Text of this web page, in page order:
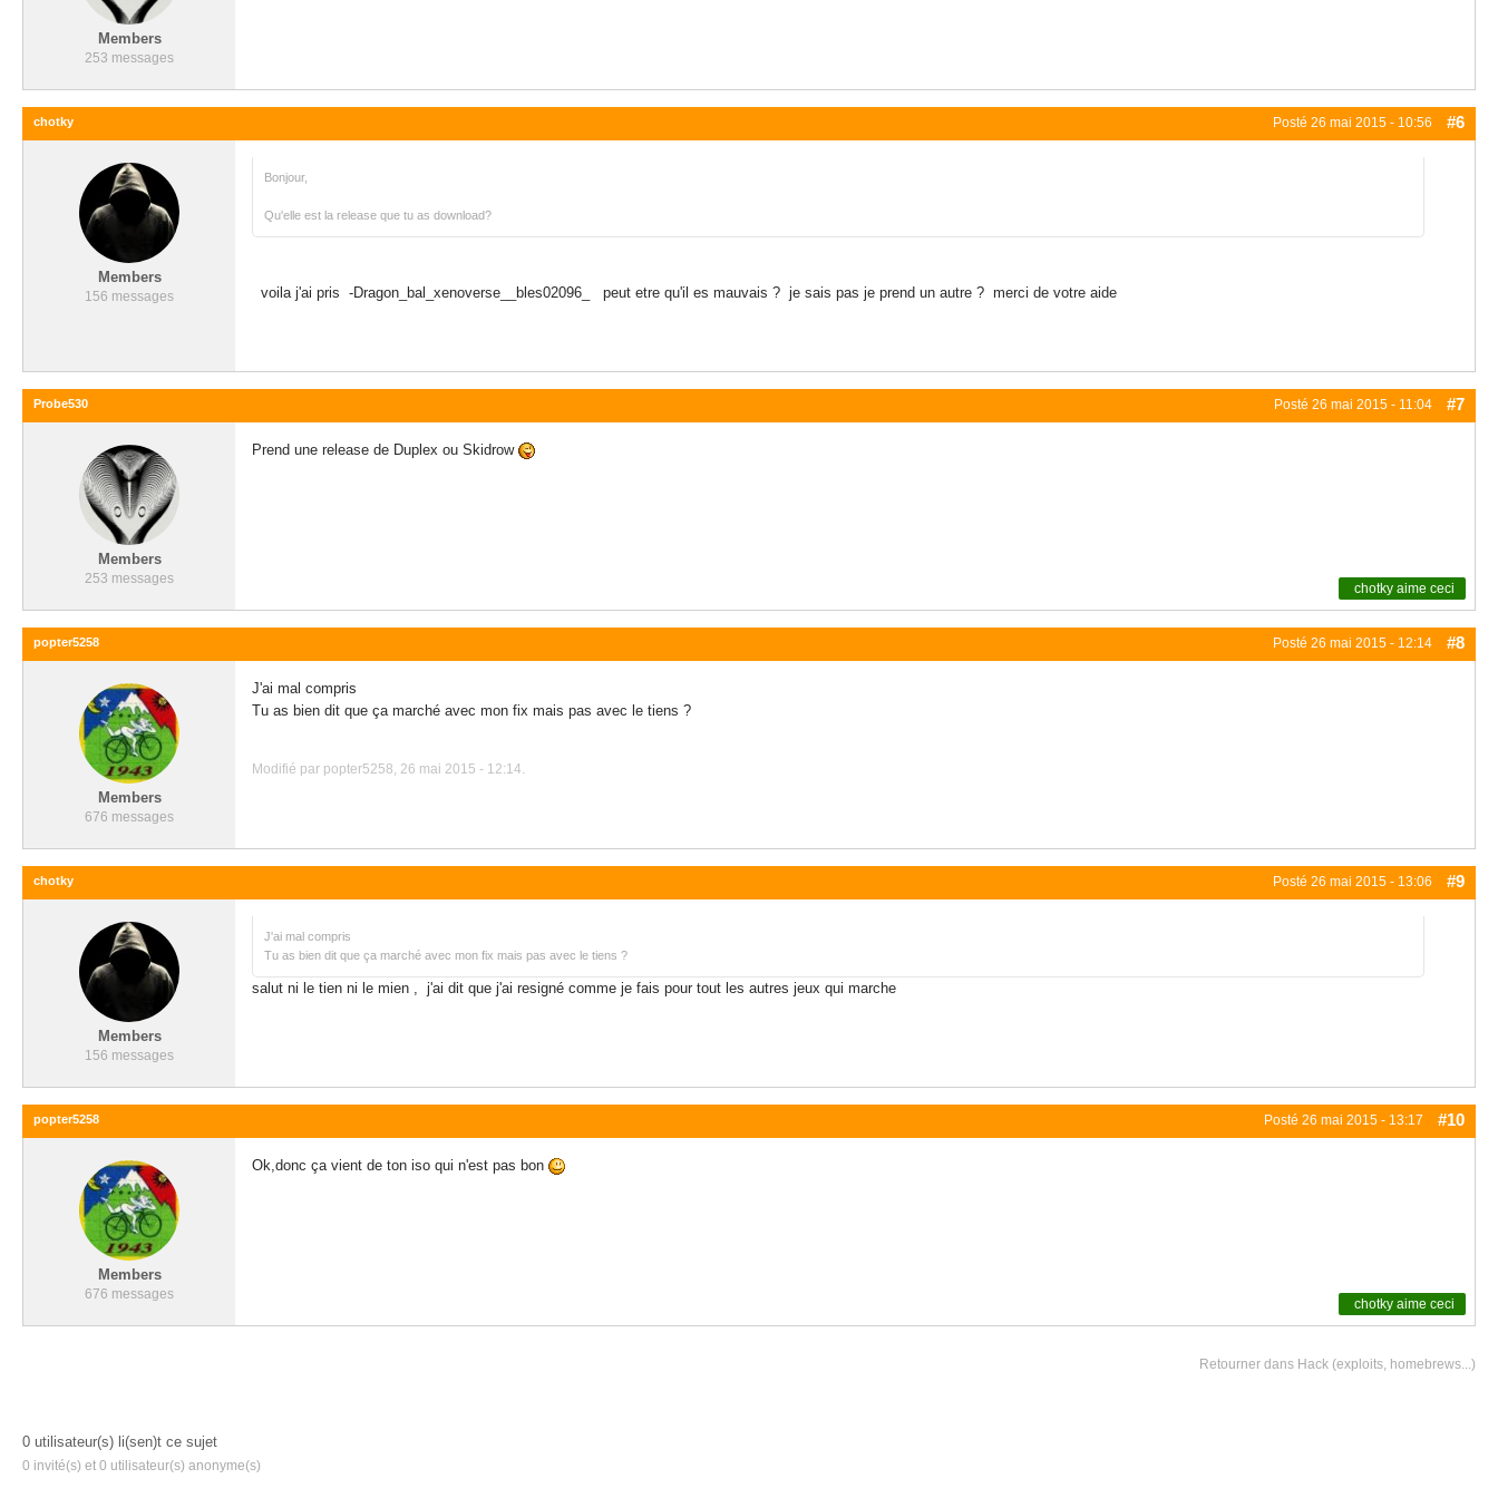
Members
253 messages
Posté 26 mai 2015 - 10:56 #6
chotky
Members
156 messages
Bonjour,
Qu'elle est la release que tu as download?
voila j'ai pris -Dragon_bal_xenoverse__bles02096_ peut etre qu'il es mauvais ? je sais pas je prend un autre ? merci de votre aide
Posté 26 mai 2015 - 11:04 #7
Probe530
Members
253 messages
Prend une release de Duplex ou Skidrow
chotky aime ceci
Posté 26 mai 2015 - 12:14 #8
popter5258
Members
676 messages
J'ai mal compris
Tu as bien dit que ça marché avec mon fix mais pas avec le tiens ?
Modifié par popter5258, 26 mai 2015 - 12:14.
Posté 26 mai 2015 - 13:06 #9
chotky
Members
156 messages
J'ai mal compris
Tu as bien dit que ça marché avec mon fix mais pas avec le tiens ?
salut ni le tien ni le mien , j'ai dit que j'ai resigné comme je fais pour tout les autres jeux qui marche
Posté 26 mai 2015 - 13:17 #10
popter5258
Members
676 messages
Ok,donc ça vient de ton iso qui n'est pas bon
chotky aime ceci
Retourner dans Hack (exploits, homebrews...)
0 utilisateur(s) li(sen)t ce sujet
0 invité(s) et 0 utilisateur(s) anonyme(s)